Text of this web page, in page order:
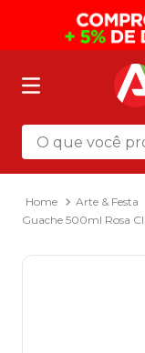
O que você
Arte & Festa
Guache 500ml Rosa
Termos mais
mochila
2º sacola
3º mala